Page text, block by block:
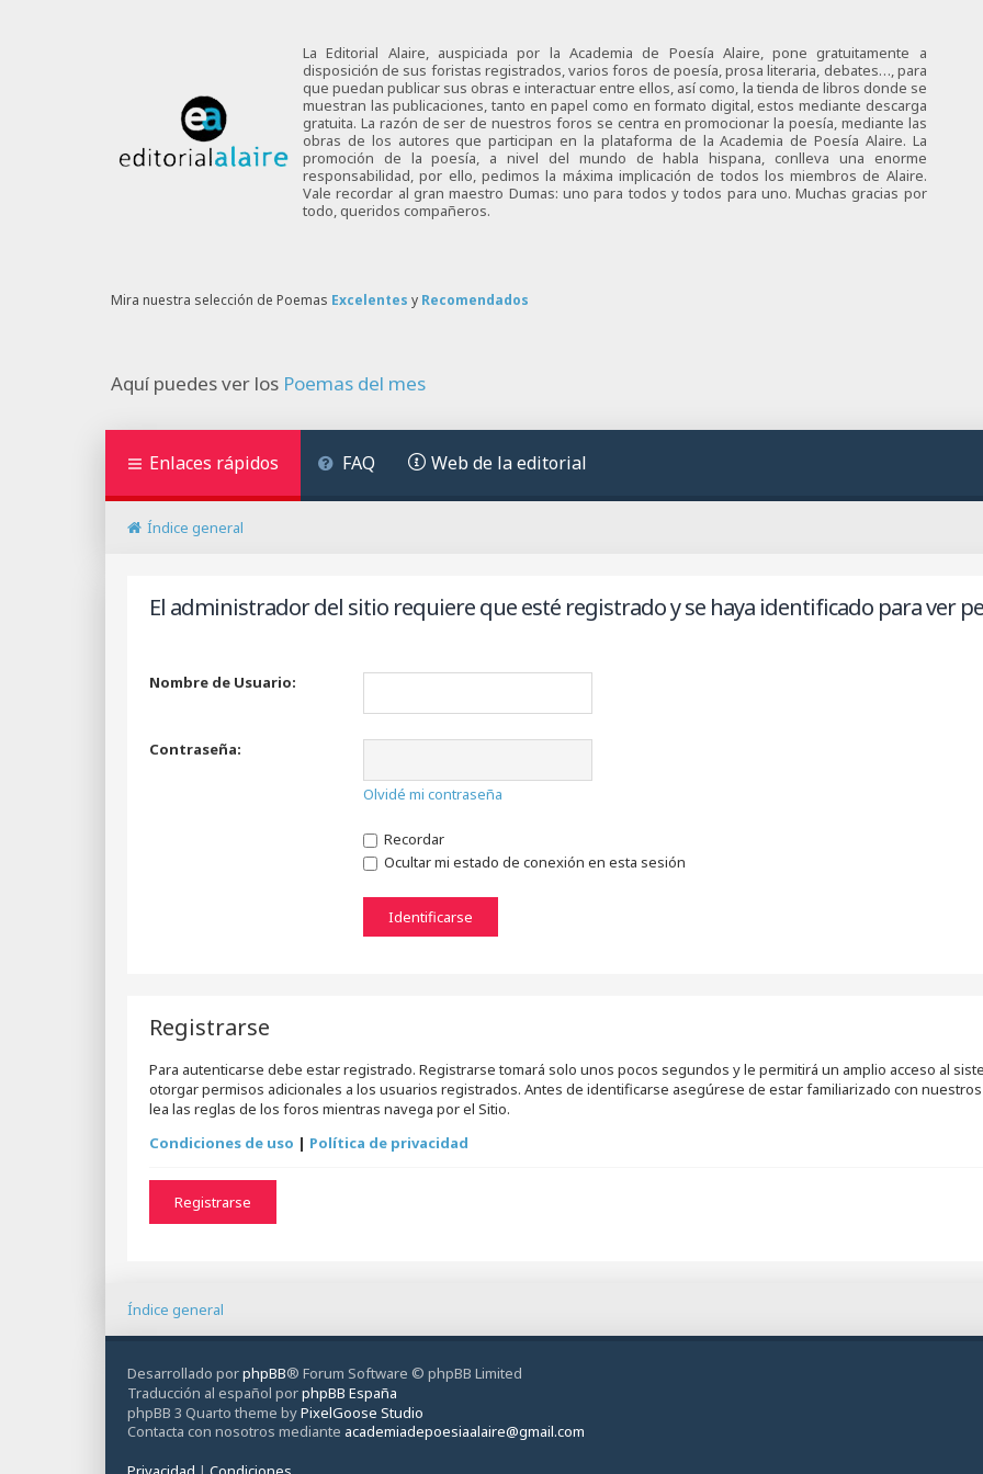
La Editorial Alaire, auspiciada por la Academia de Poesía Alaire, pone gratuitamente a
disposición de sus foristas registrados, varios foros de poesía, prosa literaria, debates…, para
que puedan publicar sus obras e interactuar entre ellos, así como, la tienda de libros donde se
muestran las publicaciones, tanto en papel como en formato digital, estos mediante descarga
gratuita. La razón de ser de nuestros foros se centra en promocionar la poesía, mediante las
obras de los autores que participan en la plataforma de la Academia de Poesía Alaire. La
promoción de la poesía, a nivel del mundo de habla hispana, conlleva una enorme
responsabilidad, por ello, pedimos la máxima implicación de todos los miembros de Alaire.
Vale recordar al gran maestro Dumas: uno para todos y todos para uno. Muchas gracias por
todo, queridos compañeros.
Mira nuestra selección de Poemas Excelentes y Recomendados
Aquí puedes ver los Poemas del mes
Enlaces rápidos FAQ Web de la editorial
Índice general
El administrador del sitio requiere que esté registrado y se haya identificado para ver
Nombre de Usuario:
Contraseña:
Olvidé mi contraseña
Recordar
Ocultar mi estado de conexión en esta sesión
Registrarse
Para autenticarse debe estar registrado. Registrarse tomará solo unos pocos segundos y le permitirá un amplio acceso al
otorgar permisos adicionales a los usuarios registrados. Antes de identificarse asegúrese de estar familiarizado con
lea las reglas de los foros mientras navega por el Sitio.
Condiciones de uso | Política de privacidad
Registrarse
Índice general
Desarrollado porphpBB® Forum Software © phpBB Limited
Traducción al español porphpBB España
phpBB 3 Quarto theme byPixelGoose Studio
Contacta con nosotros mediante academiadepoesiaalaire@gmail.com